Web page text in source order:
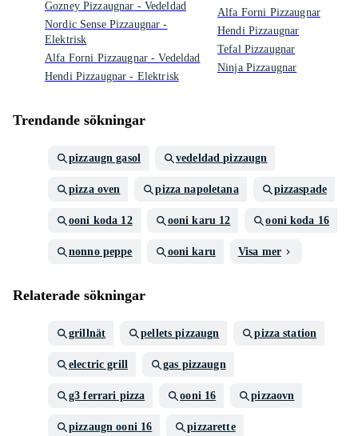
Gozney Pizzaugnar - Vedeldad
Nordic Sense Pizzaugnar -
Elektrisk
Alfa Forni Pizzaugnar - Vedeldad
Hendi Pizzaugnar - Elektrisk
Alfa Forni Pizzaugnar
Hendi Pizzaugnar
Tefal Pizzaugnar
Ninja Pizzaugnar
Trendande sökningar
pizzaugn gasol vedeldad pizzaugn
pizza oven pizza napoletana pizzaspade
ooni koda 12 ooni karu 12 ooni koda 16
nonno peppe ooni karu Visa mer
Relaterade sökningar
grillnät pellets pizzaugn pizza station
electric grill gas pizzaugn
g3 ferrari pizza ooni 16 pizzaovn
pizzaugn ooni 16 pizzarette